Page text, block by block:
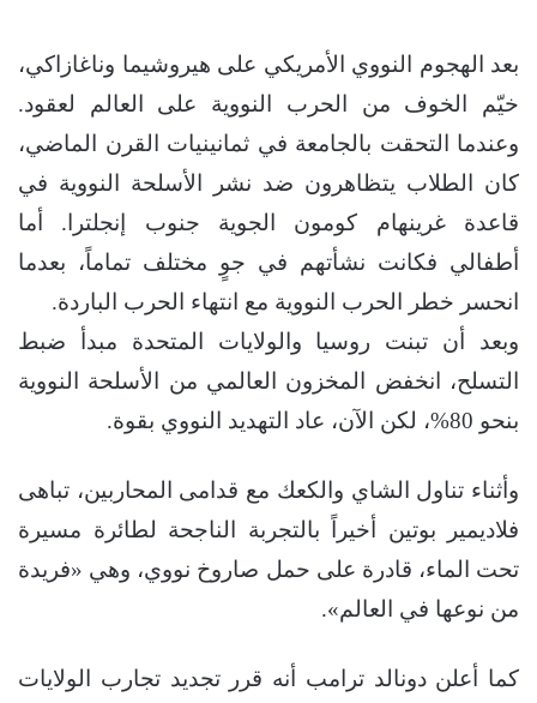
بعد الهجوم النووي الأمريكي على هيروشيما وناغازاكي،
خيّم الخوف من الحرب النووية على العالم لعقود.
وعندما التحقت بالجامعة في ثمانينيات القرن الماضي،
كان الطلاب يتظاهرون ضد نشر الأسلحة النووية في
قاعدة غرينهام كومون الجوية جنوب إنجلترا. أما
أطفالي فكانت نشأتهم في جوٍ مختلف تماماً، بعدما
انحسر خطر الحرب النووية مع انتهاء الحرب الباردة.
وبعد أن تبنت روسيا والولايات المتحدة مبدأ ضبط
التسلح، انخفض المخزون العالمي من الأسلحة النووية
بنحو 80%، لكن الآن، عاد التهديد النووي بقوة.
وأثناء تناول الشاي والكعك مع قدامى المحاربين، تباهى
فلاديمير بوتين أخيراً بالتجربة الناجحة لطائرة مسيرة
تحت الماء، قادرة على حمل صاروخ نووي، وهي «فريدة
من نوعها في العالم».
كما أعلن دونالد ترامب أنه قرر تجديد تجارب الولايات